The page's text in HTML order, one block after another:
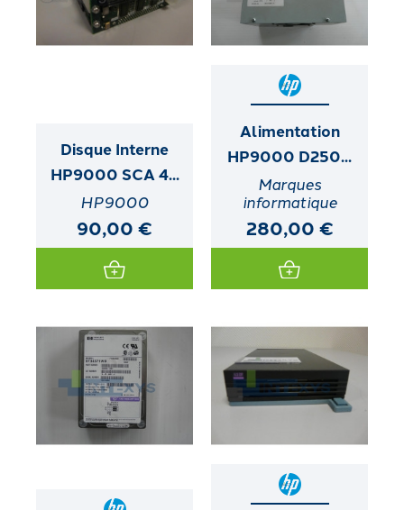
Disque Interne
HP9000 SCA 4...
HP9000
90,00 €
Alimentation
HP9000 D250...
Marques
informatique
280,00 €